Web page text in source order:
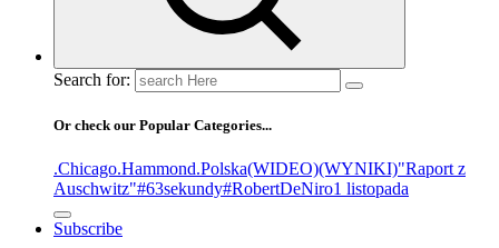
Search for:
Or check our Popular Categories...
.Chicago.Hammond.Polska(WIDEO)(WYNIKI)"Raport z
Auschwitz"#63sekundy#RobertDeNiro1 listopada
Subscribe